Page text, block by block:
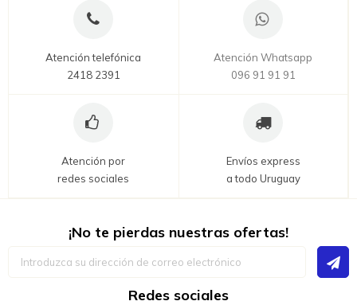
Atención telefónica
2418 2391
Atención Whatsapp
096 91 91 91
Atención por
redes sociales
Envíos express
a todo Uruguay
¡No te pierdas nuestras ofertas!
Redes sociales